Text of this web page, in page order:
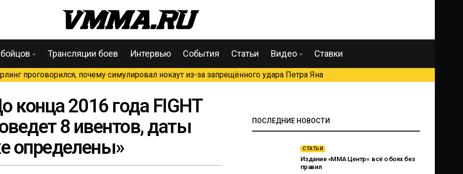
Трансляции боев Интервью События Статьи Видео Ставки
проговорился, почему симулировал нокаут из-за запрещённого удара Петра Яна
конца 2016 года FIGHT
8 ивентов, даты
определены»
ПОСЛЕДНИЕ НОВОСТИ
СТАТЬИ
Издание «ММА Центр»: всё о боях без
правил